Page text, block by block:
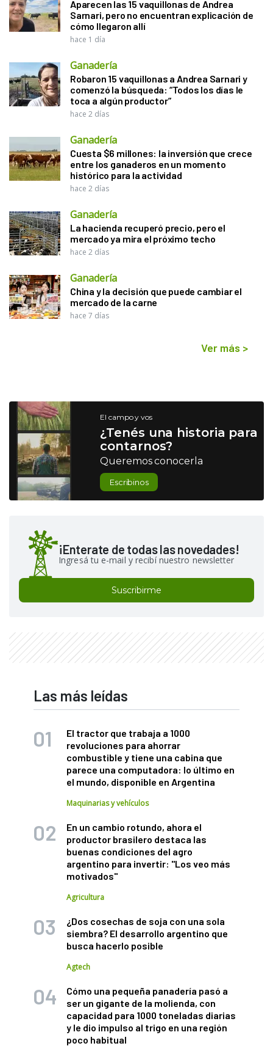
Aparecen las 15 vaquillonas de Andrea
Sarnari, pero no encuentran explicación de
cómo llegaron allí
hace 1 día
Ganadería
Robaron 15 vaquillonas a Andrea Sarnari y
comenzó la búsqueda: “Todos los días le
toca a algún productor”
hace 2 días
Ganadería
Cuesta $6 millones: la inversión que crece
entre los ganaderos en un momento
histórico para la actividad
hace 2 días
Ganadería
La hacienda recuperó precio, pero el
mercado ya mira el próximo techo
hace 2 días
Ganadería
China y la decisión que puede cambiar el
mercado de la carne
hace 7 días
Ver más >
El campo y vos
¿Tenés una historia para
contarnos?
Queremos conocerla
Escribinos
¡Enterate de todas las novedades!
Ingresá tu e-mail y recibí nuestro newsletter
Suscribirme
Las más leídas
El tractor que trabaja a 1000
revoluciones para ahorrar
combustible y tiene una cabina que
parece una computadora: lo último en
el mundo, disponible en Argentina
Maquinarias y vehículos
En un cambio rotundo, ahora el
productor brasilero destaca las
buenas condiciones del agro
argentino para invertir: "Los veo más
motivados"
Agricultura
¿Dos cosechas de soja con una sola
siembra? El desarrollo argentino que
busca hacerlo posible
Agtech
Cómo una pequeña panadería pasó a
ser un gigante de la molienda, con
capacidad para 1000 toneladas diarias
y le dio impulso al trigo en una región
poco habitual